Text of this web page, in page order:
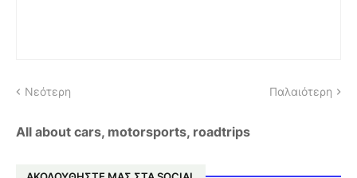
Νεότερη Παλαιότερη
All about cars, motorsports, roadtrips